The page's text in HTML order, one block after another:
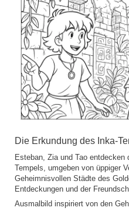
Die Erkundung des Inka-
Esteban, Zia und Tao
Tempels, umgeben von üppiger
Geheimnisvollen Städte des
Entdeckungen und der
Ausmalbild inspiriert von den